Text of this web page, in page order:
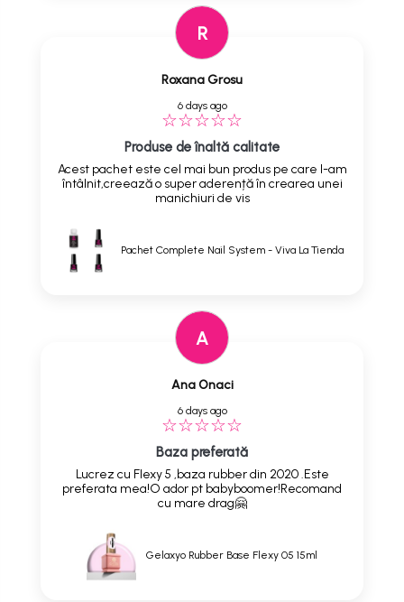
R
Roxana Grosu
6 days ago
Produse de înaltă calitate
Acest pachet este cel mai bun produs pe care l-am
întâlnit,creează o super aderență în crearea unei
manichiuri de vis
Pachet Complete Nail System - Viva La Tienda
A
Ana Onaci
6 days ago
Baza preferată
Lucrez cu Flexy 5 ,baza rubber din 2020 .Este
preferata mea!O ador pt babyboomer!Recomand
cu mare drag🤗
Gelaxyo Rubber Base Flexy 05 15ml